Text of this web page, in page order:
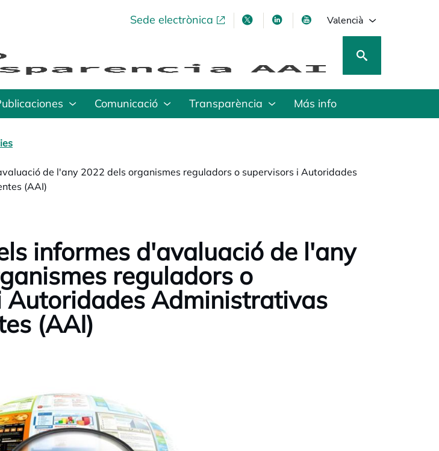
Sede electrònicaopens in a new tabopens in a new tab
opens in a new tab
opens in a new tab
Valencià
Comunicació Transparència Más info
de l'any 2022 dels organismes reguladors o supervisors i Autoridades
(AAI)
informes d'avaluació de l'any
reguladors o
Autoridades Administrativas
(AAI)